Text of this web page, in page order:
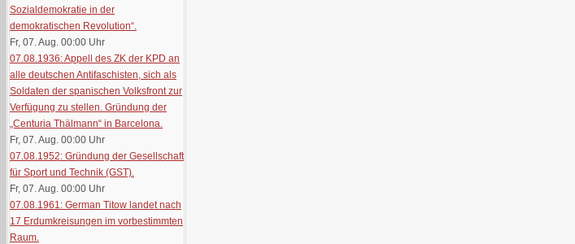
Sozialdemokratie in der
demokratischen Revolution“.
Fr, 07. Aug. 00:00 Uhr
07.08.1936: Appell des ZK der KPD an
alle deutschen Antifaschisten, sich als
Soldaten der spanischen Volksfront zur
Verfügung zu stellen. Gründung der
„Centuria Thälmann“ in Barcelona.
Fr, 07. Aug. 00:00 Uhr
07.08.1952: Gründung der Gesellschaft
für Sport und Technik (GST).
Fr, 07. Aug. 00:00 Uhr
07.08.1961: German Titow landet nach
17 Erdumkreisungen im vorbestimmten
Raum.